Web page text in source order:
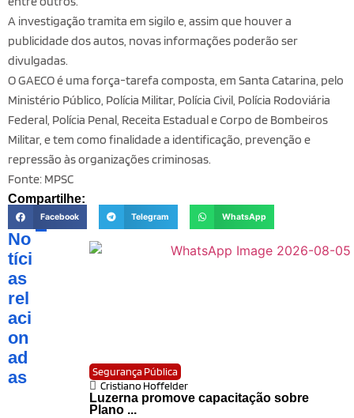
A investigação tramita em sigilo e, assim que houver a
publicidade dos autos, novas informações poderão ser
divulgadas.
O GAECO é uma força-tarefa composta, em Santa Catarina, pelo
Ministério Público, Polícia Militar, Polícia Civil, Polícia Rodoviária
Federal, Polícia Penal, Receita Estadual e Corpo de Bombeiros
Militar, e tem como finalidade a identificação, prevenção e
repressão às organizações criminosas.
Fonte: MPSC
Compartilhe:
Facebook Telegram WhatsApp
No
tíci
as
rel
aci
on
ad
as
Segurança Pública
Cristiano Hoffelder
Luzerna promove capacitação sobre
Plano ...